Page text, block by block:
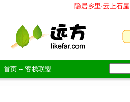
隐居乡里·云上石屋
首页 -- 客栈联盟